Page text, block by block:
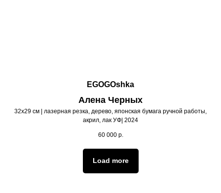
EGOGOshka
Алена Черных
32х29 см | лазерная резка, дерево, японская бумага ручной работы,
акрил, лак УФ| 2024
60 000 р.
Load more